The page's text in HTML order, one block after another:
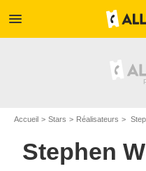
menu
Accueil Stars Réalisateurs
Stephen